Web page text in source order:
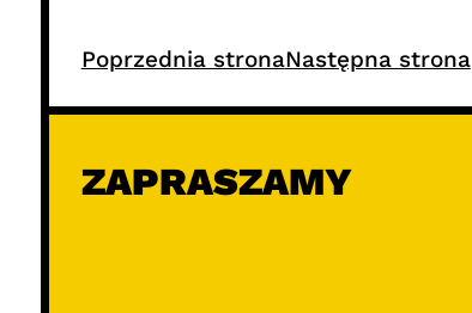
Poprzednia stronaNastępna strona
ZAPRASZAMY